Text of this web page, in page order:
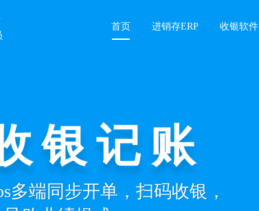
首页 进销存ERP 收银软件
银记账
多端同步开单，扫码收银，